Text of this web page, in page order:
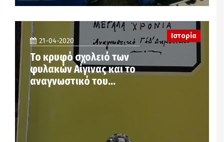
21-04-2020
Το κρυφό σχολειό των
φυλακών Αίγινας και το
αναγνωστικό του…
Ιστορία